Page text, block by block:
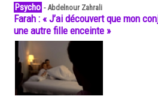
Psycho -Abdelnour Zahrali
Farah : « J’ai découvert que mon
une autre fille enceinte »